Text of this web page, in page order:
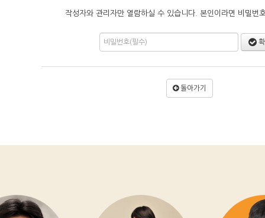
작성자와 관리자만 열람하실 수 있습니다. 본인이라면 비밀번
돌아가기